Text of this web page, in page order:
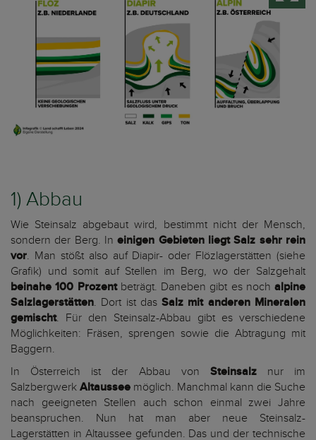
1) Abbau
Wie Steinsalz abgebaut wird, bestimmt nicht der Mensch,
sondern der Berg. Ineinigen Gebieten liegt Salz sehr rein
vor. Man stößt also auf Diapir- oder Flözlagerstätten (siehe
Grafik) und somit auf Stellen im Berg, wo der Salzgehalt
beinahe 100 Prozentbeträgt. Daneben gibt es noch alpine
Salzlagerstätten. Dort ist dasSalz mit anderen Mineralen
gemischt. Für den Steinsalz-Abbau gibt es verschiedene
Möglichkeiten: Fräsen, sprengen sowie die Abtragung mit
Baggern.
In Österreich ist der Abbau von Steinsalz nur im
Salzbergwerk Altaussee möglich. Manchmal kann die Suche
nach geeigneten Stellen auch schon einmal zwei Jahre
beanspruchen. Nun hat man aber neue Steinsalz-
Lagerstätten in Altaussee gefunden. Das und der technische